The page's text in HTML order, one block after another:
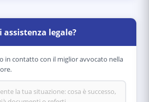
assistenza legale?
in contatto con il miglior avvocato nella